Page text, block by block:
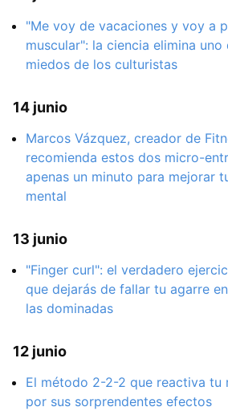
"Me voy de vacaciones y voy a
muscular": la ciencia elimina
miedos de los culturistas
14 junio
Marcos Vázquez, creador de
recomienda estos dos micro-
apenas un minuto para mejorar
mental
13 junio
"Finger curl": el verdadero
que dejarás de fallar tu agarre
las dominadas
12 junio
El método 2-2-2 que reactiva tu
por sus sorprendentes efectos